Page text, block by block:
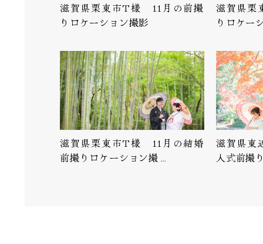
滋賀県栗東市T様 11月の前撮
りロケーション撮影
滋賀県
りロケー
滋賀県栗東市T様 11月の結婚
前撮りロケーション撮…
滋賀県
人式前撮